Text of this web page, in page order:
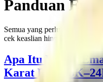
Panduan Emas
Semua yang perlu Anda
cek keaslian hingga memahami
Apa Itu Kadar
Karat Emas